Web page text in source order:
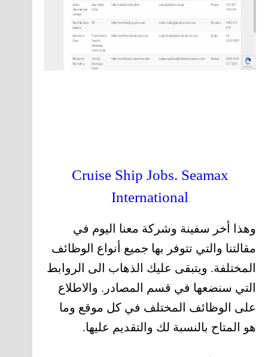
Cruise Ship Jobs. Seamax
International
وهذا أخر سفينة وشركة معنا اليوم في
مقالتنا والتي تتوفر بها جميع أنواع الوظائف
المختلفة. ويتبقى عليك الذهاب الى الروابط
التي سنضعها في قسم المصادر. والاطلاع
على الوظائف المختلف في كل موقع وما
هو المتاح بالنسبة لك والتقديم عليها.